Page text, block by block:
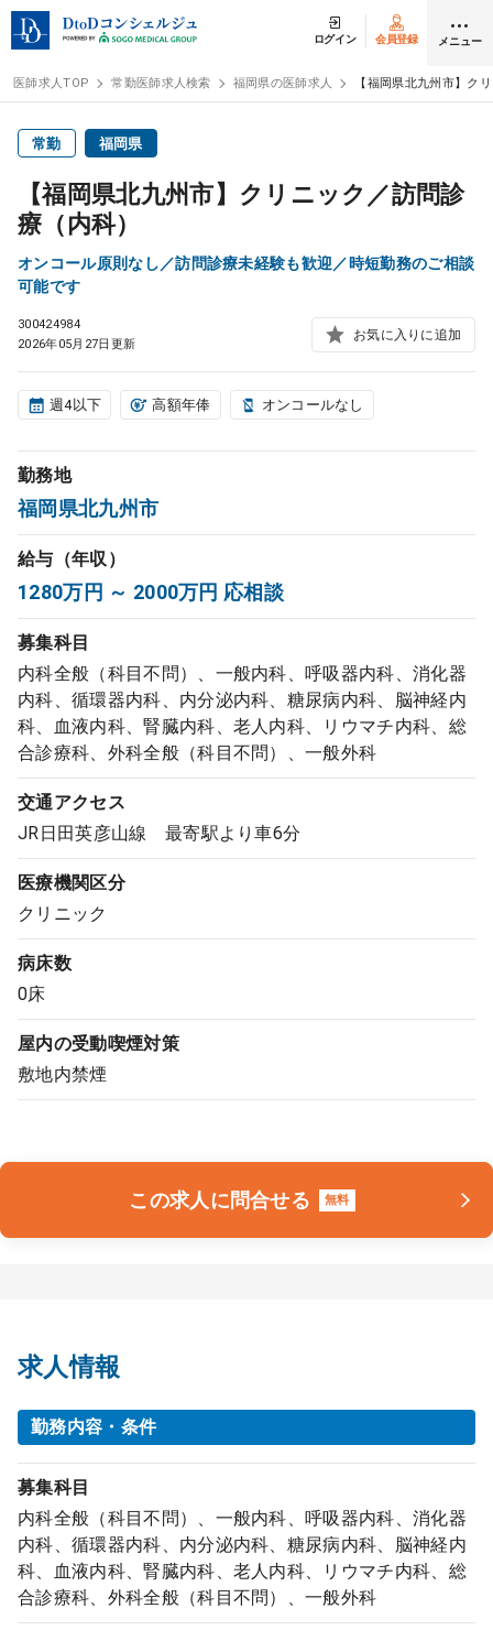
ログイン 会員登録 メニュー
医師求人
常勤検索
非常勤検索 アルバイト
スポット検索 アルバイト
DtoDの転職・
コンサルタント
成功事例
転職ノウハウ
受付時間 9:00 ～ 18:00（平日）
0120-337-613
クリニック開業
DtoDとは
お問合せ
採用をお考えの医療機関の方
医師求人TOP 常勤医師求人検索 福岡県の医師求人 【福岡県北九州市】ク
常勤 福岡県
【福岡県北九州市】クリニック／訪問診
療（内科）
オンコール原則なし／訪問診療未経験も歓迎／時短勤務のご相談
可能です
300424984
2026年05月27日更新
お気に入りに追加
週4以下 高額年俸 オンコールなし
勤務地
福岡県北九州市
給与（年収）
1280万円 ～ 2000万円 応相談
募集科目
内科全般（科目不問）、一般内科、呼吸器内科、消化器
内科、循環器内科、内分泌内科、糖尿病内科、脳神経内
科、血液内科、腎臓内科、老人内科、リウマチ内科、総
合診療科、外科全般（科目不問）、一般外科
交通アクセス
JR日田英彦山線 最寄駅より車6分
医療機関区分
クリニック
病床数
0床
屋内の受動喫煙対策
敷地内禁煙
この求人に問合せる 無料
求人情報
勤務内容・条件
募集科目
内科全般（科目不問）、一般内科、呼吸器内科、消化器
内科、循環器内科、内分泌内科、糖尿病内科、脳神経内
科、血液内科、腎臓内科、老人内科、リウマチ内科、総
合診療科、外科全般（科目不問）、一般外科